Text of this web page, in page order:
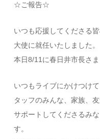
☆ご報告☆
いつも応援してくださる
大使に就任いたしました。
本日8/11に春日井市長さ
いつもライブにかけつけ
タッフのみんな、家族、友
サポートしてくださるみ
す。